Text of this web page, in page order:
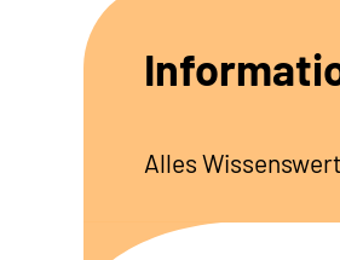
Alles